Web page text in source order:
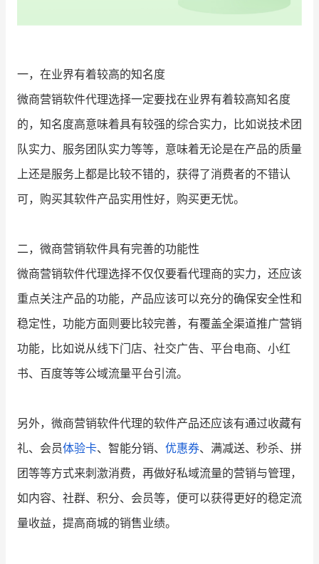
一，在业界有着较高的知名度
微商营销软件代理选择一定要找在业界有着较高知名度
的，知名度高意味着具有较强的综合实力，比如说技术团
队实力、服务团队实力等等，意味着无论是在产品的质量
上还是服务上都是比较不错的，获得了消费者的不错认
可，购买其软件产品实用性好，购买更无忧。
二，微商营销软件具有完善的功能性
微商营销软件代理选择不仅仅要看代理商的实力，还应该
重点关注产品的功能，产品应该可以充分的确保安全性和
稳定性，功能方面则要比较完善，有覆盖全渠道推广营销
功能，比如说从线下门店、社交广告、平台电商、小红
书、百度等等公域流量平台引流。
另外，微商营销软件代理的软件产品还应该有通过收藏有
礼、会员体验卡、智能分销、 优惠券、满减送、秒杀、拼
团等等方式来刺激消费，再做好私域流量的营销与管理，
如内容、社群、积分、会员等，便可以获得更好的稳定流
量收益，提高商城的销售业绩。